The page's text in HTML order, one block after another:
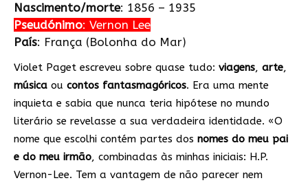
Nascimento/morte: 1856 – 1935
Pseudónimo: Vernon Lee
País: França (Bolonha do Mar)
Violet Paget escreveu sobre quase tudo: viagens, arte,
música ou contos fantasmagóricos. Era uma mente
inquieta e sabia que nunca teria hipótese no mundo
literário se revelasse a sua verdadeira identidade. «O
nome que escolhi contém partes dos nomes do meu pai
e do meu irmão, combinadas às minhas iniciais: H.P.
Vernon-Lee. Tem a vantagem de não parecer nem